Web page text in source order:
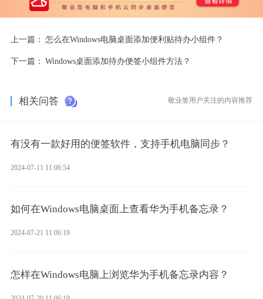
上一篇： 怎么在Windows电脑桌面添加便利贴待办小组件？
下一篇： Windows桌面添加待办便签小组件方法？
相关问答 敬业签用户关注的内容推荐
有没有一款好用的便签软件，支持手机电脑同步？
2024-07-11 11:06:54
如何在Windows电脑桌面上查看华为手机备忘录？
2024-07-21 11:06:19
怎样在Windows电脑上浏览华为手机备忘录内容？